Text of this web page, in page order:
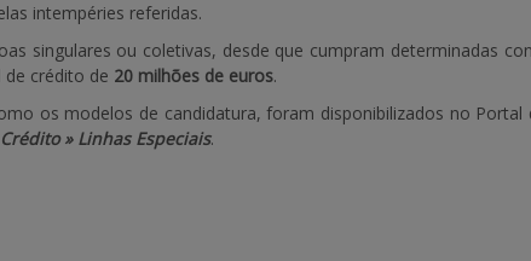
intempéries referidas.
singulares ou coletivas, desde que cumpram determinadas
crédito de 20 milhões de euros.
os modelos de candidatura, foram disponibilizados no Portal
» Linhas Especiais.